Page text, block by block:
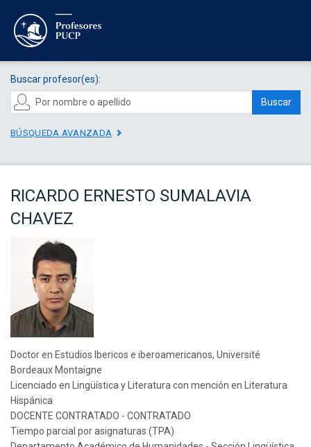
Buscar profesor(es):
Buscar
BÚSQUEDA AVANZADA
RICARDO ERNESTO SUMALAVIA
CHAVEZ
Doctor en Estudios Ibericos e iberoamericanos, Université
Bordeaux Montaigne
Licenciado en Lingüística y Literatura con mención en Literatura
Hispánica
DOCENTE CONTRATADO - CONTRATADO
Tiempo parcial por asignaturas (TPA)